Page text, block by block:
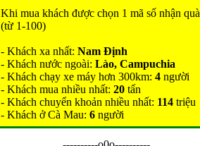
Khi mua khách được chọn 1 mã số nhận quà
(từ 1-100)
- Khách xa nhất: Nam Định
- Khách nước ngoài: Lào, Campuchia
- Khách chạy xe máy hơn 300km: 4 người
- Khách mua nhiều nhất: 20 tấn
- Khách chuyển khoản nhiều nhất: 114 triệu
- Khách ở Cà Mau: 6 người